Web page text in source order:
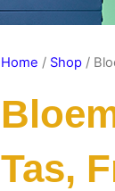
Home / Shop /
Tas,